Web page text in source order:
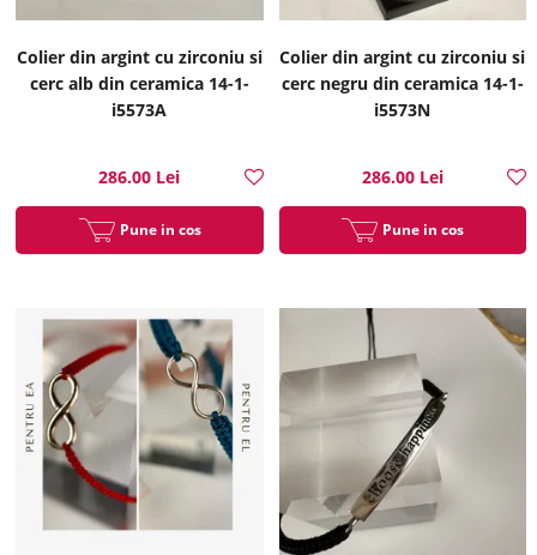
Colier din argint cu zirconiu si
cerc alb din ceramica 14-1-
i5573A
286.00 Lei
Pune in cos
Colier din argint cu zirconiu si
cerc negru din ceramica 14-1-
i5573N
286.00 Lei
Pune in cos